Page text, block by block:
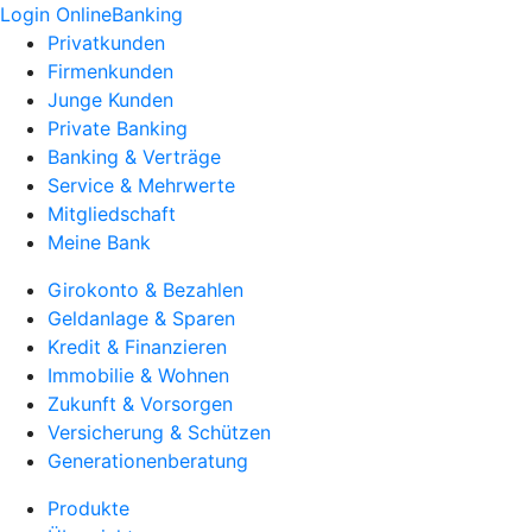
Login OnlineBanking
Privatkunden
Firmenkunden
Junge Kunden
Private Banking
Banking & Verträge
Service & Mehrwerte
Mitgliedschaft
Meine Bank
Girokonto & Bezahlen
Geldanlage & Sparen
Kredit & Finanzieren
Immobilie & Wohnen
Zukunft & Vorsorgen
Versicherung & Schützen
Generationenberatung
Produkte